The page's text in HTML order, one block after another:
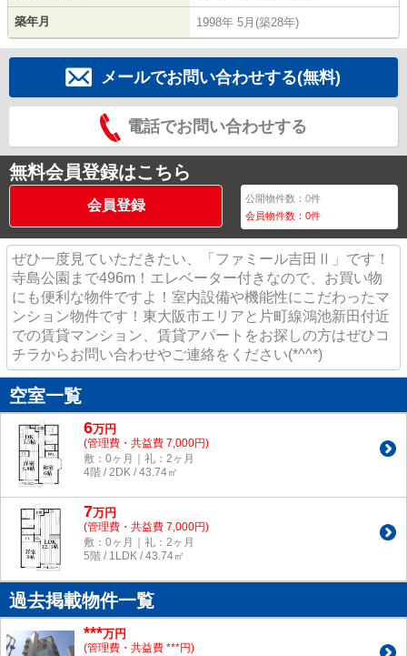
築年月 1998年 5月(築28年)
メールでお問い合わせする(無料)
電話でお問い合わせする
無料会員登録はこちら
会員登録 公開物件数：0件
会員物件数：0件
ぜひ一度見ていただきたい、「ファミール吉田Ⅱ」です！
寺島公園まで496m！エレベーター付きなので、お買い物
にも便利な物件ですよ！室内設備や機能性にこだわったマ
ンション物件です！東大阪市エリアと片町線鴻池新田付近
での賃貸マンション、賃貸アパートをお探しの方はぜひコ
チラからお問い合わせやご連絡をください(*^^*)
空室一覧
6万円
(管理費・共益費 7,000円)
敷：0ヶ月｜礼：2ヶ月
4階 / 2DK / 43.74㎡
7万円
(管理費・共益費 7,000円)
敷：0ヶ月｜礼：2ヶ月
5階 / 1LDK / 43.74㎡
過去掲載物件一覧
***万円
(管理費・共益費 ***円)